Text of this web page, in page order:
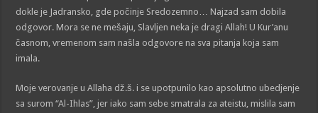
dokle je Jadransko, gde počinje Sredozemno… Najzad sam dobila
odgovor. Mora se ne mešaju, Slavljen neka je dragi Allah! U Kur’anu
časnom, vremenom sam našla odgovore na sva pitanja koja sam
imala.
Moje verovanje u Allaha dž.š. i se upotpunilo kao apsolutno ubedjenje
sa surom “Al-Ihlas”, jer iako sam sebe smatrala za ateistu, mislila sam